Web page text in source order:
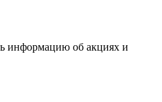
информацию об акциях и